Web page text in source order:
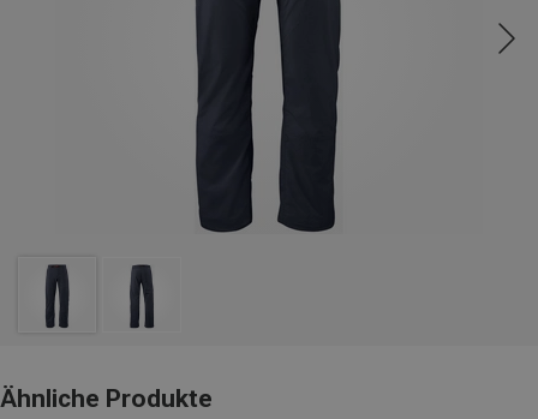
Ähnliche Produkte